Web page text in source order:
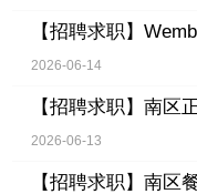
【招聘求职】
2026-06-14
【招聘求职】 南区
2026-06-13
【招聘求职】 南区